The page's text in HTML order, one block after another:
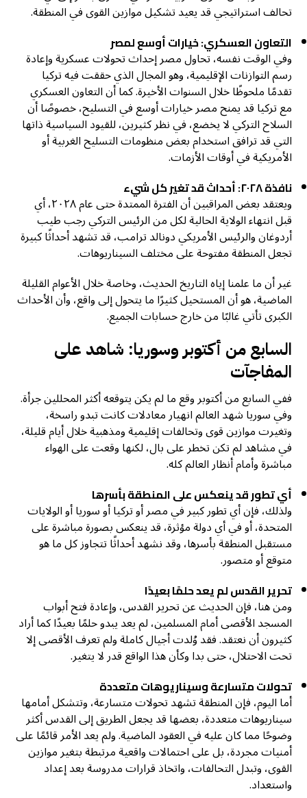
تحالف استراتيجي قد يعيد تشكيل موازين القوى في المنطقة.
التعاون العسكري: خيارات أوسع لمصر
وفي الوقت نفسه، تحاول مصر إحداث تحولات عسكرية وإعادة
رسم التوازنات الإقليمية، وهو المجال الذي حققت فيه تركيا
تقدمًا ملحوظًا خلال السنوات الأخيرة. كما أن التعاون العسكري
مع تركيا قد يمنح مصر خيارات أوسع في التسليح، خصوصًا أن
السلاح التركي لا يخضع، في نظر كثيرين، للقيود السياسية ذاتها
التي قد ترافق استخدام بعض منظومات التسليح الغربية أو
الأمريكية في أوقات الأزمات.
نافذة ٢٠٢٨: أحداث قد تغير كل شيء
ويعتقد بعض المراقبين أن الفترة الممتدة حتى عام ٢٠٢٨، أي
قبل انتهاء الولاية الحالية لكل من الرئيس التركي رجب طيب
أردوغان والرئيس الأمريكي دونالد ترامب، قد تشهد أحداثًا كبيرة
تجعل المنطقة مفتوحة على مختلف السيناريوهات.
غير أن ما علمنا إياه التاريخ الحديث، وخاصة خلال الأعوام القليلة
الماضية، هو أن المستحيل كثيرًا ما يتحول إلى واقع، وأن الأحداث
الكبرى تأتي غالبًا من خارج حسابات الجميع.
السابع من أكتوبر وسوريا: شاهد على
المفاجآت
ففي السابع من أكتوبر وقع ما لم يكن يتوقعه أكثر المحللين جرأة.
وفي سوريا شهد العالم انهيار معادلات كانت تبدو راسخة،
وتغيرت موازين قوى وتحالفات إقليمية ومذهبية خلال أيام قليلة،
في مشاهد لم تكن تخطر على بال، لكنها وقعت على الهواء
مباشرة وأمام أنظار العالم كله.
أي تطور قد ينعكس على المنطقة بأسرها
ولذلك، فإن أي تطور كبير في مصر أو تركيا أو سوريا أو الولايات
المتحدة، أو في أي دولة مؤثرة، قد ينعكس بصورة مباشرة على
مستقبل المنطقة بأسرها، وقد نشهد أحداثًا تتجاوز كل ما هو
متوقع أو متصور.
تحرير القدس لم يعد حلمًا بعيدًا
ومن هنا، فإن الحديث عن تحرير القدس، وإعادة فتح أبواب
المسجد الأقصى أمام المسلمين، لم يعد يبدو حلمًا بعيدًا كما أراد
كثيرون أن نعتقد. فقد وُلدت أجيال كاملة ولم تعرف الأقصى إلا
تحت الاحتلال، حتى بدا وكأن هذا الواقع قدر لا يتغير.
تحولات متسارعة وسيناريوهات متعددة
أما اليوم، فإن المنطقة تشهد تحولات متسارعة، وتتشكل أمامها
سيناريوهات متعددة، بعضها قد يجعل الطريق إلى القدس أكثر
وضوحًا مما كان عليه في العقود الماضية. ولم يعد الأمر قائمًا على
أمنيات مجردة، بل على احتمالات واقعية مرتبطة بتغير موازين
القوى، وتبدل التحالفات، واتخاذ قرارات مدروسة بعد إعداد
واستعداد.